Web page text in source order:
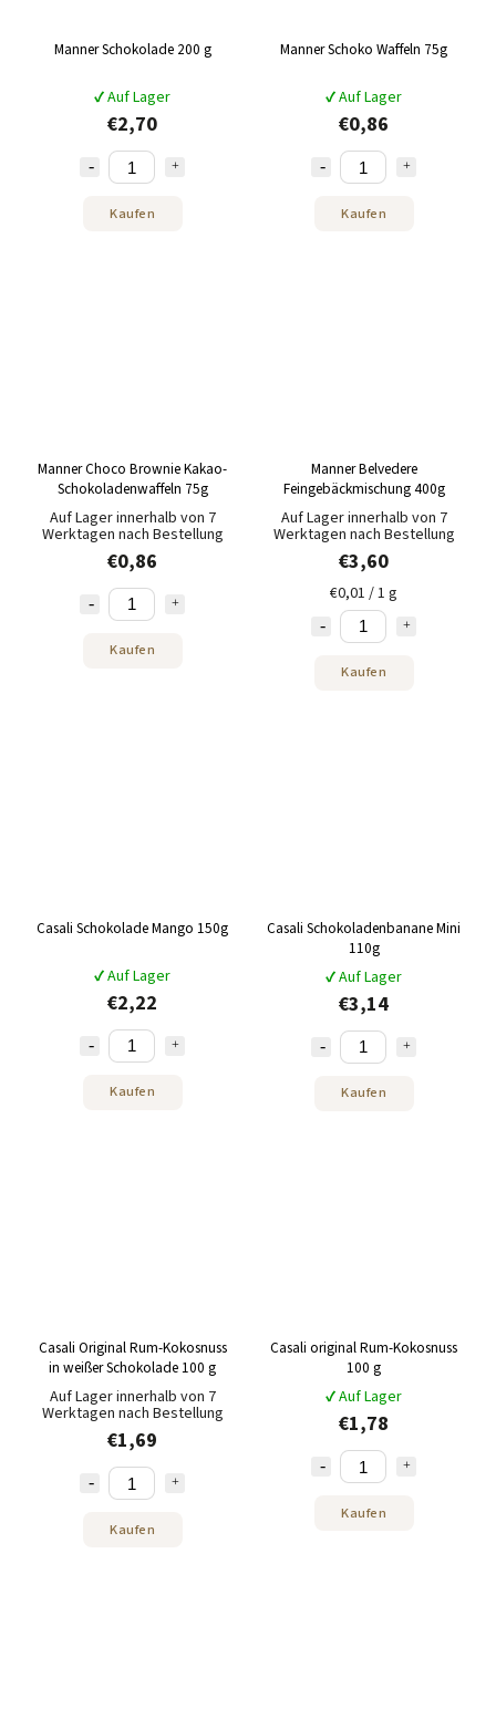
Manner Schokolade 200 g
✔ Auf Lager
€2,70
Kaufen
Manner Schoko Waffeln 75g
✔ Auf Lager
€0,86
Kaufen
Manner Choco Brownie Kakao-
Schokoladenwaffeln 75g
Auf Lager innerhalb von 7
Werktagen nach Bestellung
€0,86
Kaufen
Manner Belvedere
Feingebäckmischung 400g
Auf Lager innerhalb von 7
Werktagen nach Bestellung
€3,60
€0,01 / 1 g
Kaufen
Casali Schokolade Mango 150g
✔ Auf Lager
€2,22
Kaufen
Casali Schokoladenbanane Mini
110g
✔ Auf Lager
€3,14
Kaufen
Casali Original Rum-Kokosnuss
in weißer Schokolade 100 g
Auf Lager innerhalb von 7
Werktagen nach Bestellung
€1,69
Kaufen
Casali original Rum-Kokosnuss
100 g
✔ Auf Lager
€1,78
Kaufen